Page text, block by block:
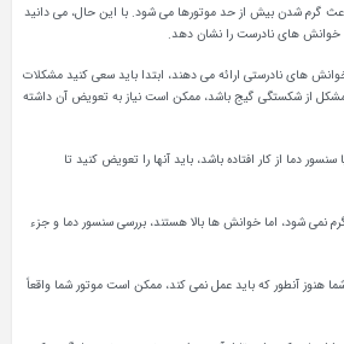
گرم شدن بیش از حد موتورها می شود. با این حال، می دانید
خوانش های نادرست را نشان دهد.
های نادرستی ارائه می دهند، ابتدا باید سعی کنید مشکلات
مشکل از شکستگی گیج باشد، ممکن است نیاز به تعویض آن داشته
دما از کار افتاده باشد، باید آنها را تعویض کنید تا
نمی شود، اما خوانش ها بالا هستند، بررسی سنسور دما و جزء
هنوز آنطور که باید عمل نمی کند، ممکن است موتور شما واقعاً